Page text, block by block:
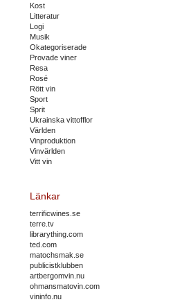
Kost
Litteratur
Logi
Musik
Okategoriserade
Provade viner
Resa
Rosé
Rött vin
Sport
Sprit
Ukrainska vittofflor
Världen
Vinproduktion
Vinvärlden
Vitt vin
Länkar
terrificwines.se
terre.tv
librarything.com
ted.com
matochsmak.se
publicistklubben
artbergomvin.nu
ohmansmatovin.com
vininfo.nu